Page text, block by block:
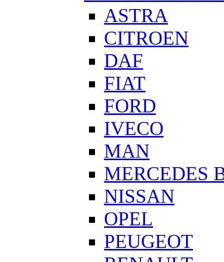
ASTRA
CITROEN
DAF
FIAT
FORD
IVECO
MAN
MERCEDES
NISSAN
OPEL
PEUGEOT